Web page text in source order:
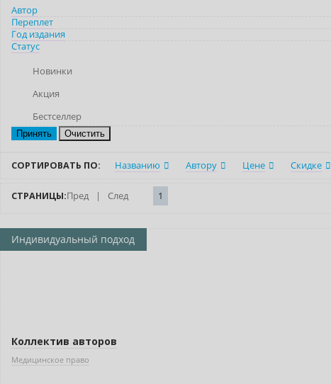
Автор
Переплет
Год издания
Статус
Новинки
Акция
Бестселлер
Очистить
СОРТИРОВАТЬ ПО: Названию Автору Цене Скидке
СТРАНИЦЫ:Пред | След 1
Индивидуальный подход
Коллектив авторов
Медицинское право